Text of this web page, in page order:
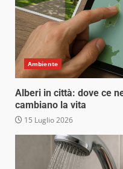
Ambiente
Alberi in città: dove ce
cambiano la vita
15 Luglio 2026